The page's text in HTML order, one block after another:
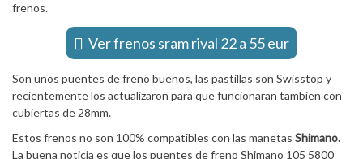
frenos.
Ver frenos sram rival 22 a 55 eur
Son unos puentes de freno buenos, las pastillas son Swisstop y
recientemente los actualizaron para que funcionaran tambien con
cubiertas de 28mm.
Estos frenos no son 100% compatibles con las manetas Shimano.
La buena noticia es que los puentes de freno Shimano 105 5800